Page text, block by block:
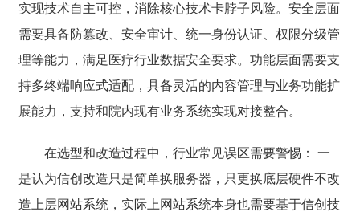
实现技术自主可控，消除核心技术卡脖子风险。安全层面
需要具备防篡改、安全审计、统一身份认证、权限分级管
理等能力，满足医疗行业数据安全要求。功能层面需要支
持多终端响应式适配，具备灵活的内容管理与业务功能扩
展能力，支持和院内现有业务系统实现对接整合。
在选型和改造过程中，行业常见误区需要警惕： 一
是认为信创改造只是简单换服务器，只更换底层硬件不改
造上层网站系统，实际上网站系统本身也需要基于信创技